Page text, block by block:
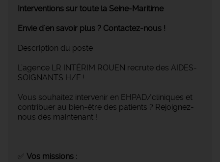
Interventions sur toute la Seine-Maritime
Envie d'en savoir plus ? Contactez-nous !
Description du poste
L’agence LR INTÉRIM ROUEN recrute des AIDES-
SOIGNANTS H/F !
Vous souhaitez intervenir en EHPAD/cliniques et
contribuer au bien-être des patients ? Rejoignez-
nous dès maintenant !
✅ Vos missions :